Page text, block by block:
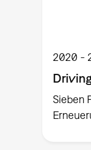
2020
Sieben